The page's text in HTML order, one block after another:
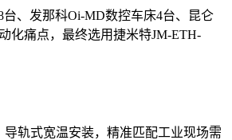
台、发那科Oi-MD数控车床4台、昆仑
化痛点，最终选用捷米特JM-ETH-
导轨式宽温安装，精准匹配工业现场需